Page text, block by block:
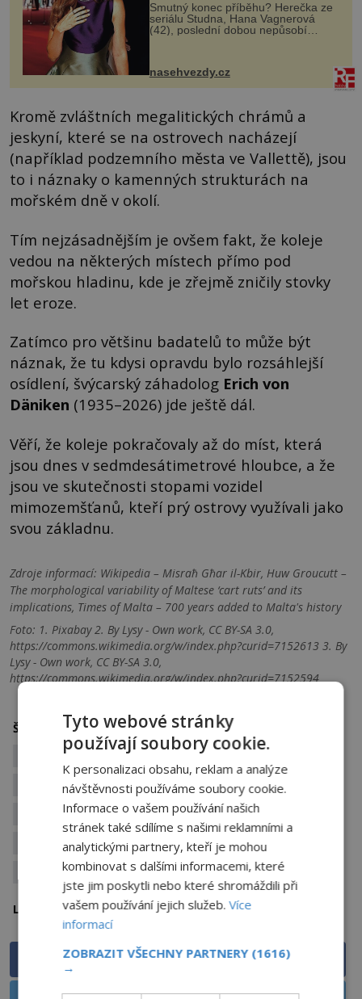
Smutný konec příběhu? Herečka ze
seriálu Studna, Hana Vagnerová
(42), poslední dobou nepůsobí
nasehvezdy.cz
Kromě zvláštních megalitických chrámů a
jeskyní, které se na ostrovech nacházejí
(například podzemního města ve Vallettě), jsou
to i náznaky o kamenných strukturách na
mořském dně v okolí.
Tím nejzásadnějším je ovšem fakt, že koleje
vedou na některých místech přímo pod
mořskou hladinu, kde je zřejmě zničily stovky
let eroze.
Zatímco pro většinu badatelů to může být
náznak, že tu kdysi opravdu bylo rozsáhlejší
osídlení, švýcarský záhadolog Erich von
Däniken (1935–2026) jde ještě dál.
Věří, že koleje pokračovaly až do míst, která
jsou dnes v sedmdesátimetrové hloubce, a že
jsou ve skutečnosti stopami vozidel
mimozemšťanů, kteří prý ostrovy využívali jako
svou základnu.
Zdroje informací: Wikipedia – Misraħ Għar il-Kbir, Huw Groucutt –
The morphological variability of Maltese ‘cart ruts’ and its
implications, Times of Malta – 700 years added to Malta's history
Foto: 1. Pixabay 2. By Lysy - Own work, CC BY-SA 3.0,
https://commons.wikimedia.org/w/index.php?curid=7152613 3. By
Lysy - Own work, CC BY-SA 3.0,
https://commons.wikimedia.org/w/index.php?curid=7152594
Štítky: archeologie
dávná civilizace
Erich von Däniken
kamenné struktury
mimozemšťané
Nevysvětlitelná stavba
neznámá civilizace
památky
podivné kameny
stavba
tajemná stavba
vyspělá civilizace záhada
Lokalita: Malta
Sdílet na Facebooku
Tyto webové stránky
používají soubory cookie.
K personalizaci obsahu, reklam a analýze
návštěvnosti používáme soubory cookie.
Informace o vašem používání našich
stránek také sdílíme s našimi reklamními a
analytickými partnery, kteří je mohou
kombinovat s dalšími informacemi, které
jste jim poskytli nebo které shromáždili při
vašem používání jejich služeb.Více
informací
ZOBRAZIT VŠECHNY PARTNERY (1616)
→